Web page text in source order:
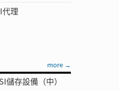
理
more →
儲存設備（中）